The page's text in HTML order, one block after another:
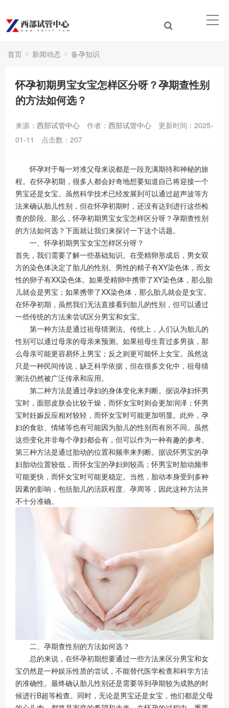
首页 新闻动态 备孕知识
怀孕初期男宝女宝怎样区分呀？孕期查性别
的方法如何选？
来源： 西部试管中心 作者： 西部试管中心
更新时间：2025-
01-11
点击数： 207
怀孕对于每一对准父母来说都是一段充满期待和神秘的旅
程。在怀孕初期，很多人都会好奇地想要知道自己将迎接一个
男宝还是女宝。虽然科学技术已经发展到可以通过超声波等方
法来确认胎儿性别，但在怀孕初期时，还没有达到进行这些检
查的阶段。那么，怀孕初期男宝女宝怎样区分呀？孕期查性别
的方法如何选？下面就让我们来探讨一下这个话题。
一、怀孕初期男宝女宝怎样区分呀？
首先，我们需要了解一些基础知识。在受精卵形成后，男女双
方的染色体决定了胎儿的性别。男性的精子有XY染色体，而女
性的卵子有XX染色体。如果受精卵中携带了XY染色体，那么胎
儿就会是男宝；如果携带了XX染色体，那么胎儿就会是女宝。
在怀孕初期，虽然我们无法直接看到胎儿的性别，但可以通过
一些传统的方法来尝试区分男宝和女宝。
第一种方法是通过祖母猜测法。传统上，人们认为胎儿的
性别可以通过母亲的母亲来预测。如果祖母生育过多男孩，那
么母亲可能更容易怀上男宝；反之则更可能怀上女宝。虽然这
只是一种民间传说，缺乏科学依据，但在很多文化中，祖母猜
测法仍然被广泛传承和应用。
第二种方法是通过孕妇的身体变化来判断。据说孕妇怀男
宝时，面部皮肤会比较干燥，而怀女宝时则会更加润泽；怀男
宝时妊娠反应相对较轻，而怀女宝时可能更加明显。此外，孕
妇的食欲、情绪等也有可能因为胎儿的性别而有所不同。虽然
这些变化并非每个孕妇都会有，但可以作为一种有趣的参考。
第三种方法是通过胎动的位置和频率来判断。据说怀男宝的孕
妇胎动位置较低，而怀女宝的孕妇则较高；怀男宝时胎动频率
可能更快，而怀女宝时可能更稳定。当然，胎动本身受到多种
因素的影响，包括胎儿的活跃程度、孕周等，因此这种方法并
不十分准确。
二、孕期查性别的方法如何选？
总的来说，在怀孕初期想要通过一些方法来区分男宝和女
宝仍然是一种娱乐性质的尝试，不能替代医学检查和科学方法
的准确性。最终确认胎儿性别还是需要等到孕期较为成熟的时
候进行B超等检查。同时，无论是男宝还是女宝，他们都是父母